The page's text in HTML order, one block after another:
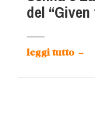
del
leggi tutto →